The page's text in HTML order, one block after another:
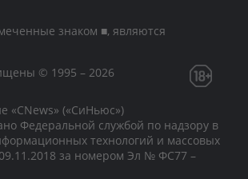
знаком ■, являются
© 1995 – 2026
«CNews» («СиНьюс»)
Федеральной службой по надзору в
технологий и массовых
за номером Эл № ФС77 –